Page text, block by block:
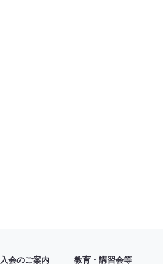
入会のご案内 教育・講習会等